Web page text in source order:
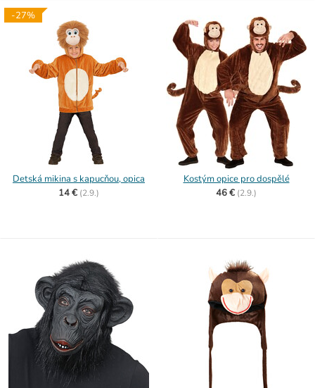
-27%
Detská mikina s kapucňou, opica
14 € (2.9.)
Kostým opice pro dospělé
46 € (2.9.)